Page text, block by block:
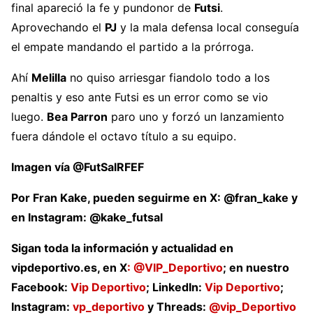
final apareció la fe y pundonor de Futsi.
Aprovechando el PJ y la mala defensa local conseguía
el empate mandando el partido a la prórroga.
Ahí Melilla no quiso arriesgar fiandolo todo a los
penaltis y eso ante Futsi es un error como se vio
luego. Bea Parron paro uno y forzó un lanzamiento
fuera dándole el octavo título a su equipo.
Imagen vía @FutSalRFEF
Por Fran Kake, pueden seguirme en X: @fran_kake y
en Instagram: @kake_futsal
Sigan toda la información y actualidad en
vipdeportivo.es, en X: @VIP_Deportivo; en nuestro
Facebook: Vip Deportivo; LinkedIn: Vip Deportivo;
Instagram: vp_deportivo y Threads: @vip_Deportivo